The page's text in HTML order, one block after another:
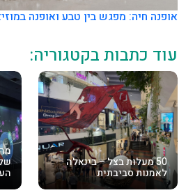
אופנה חיה: מפגש בין טבע ואופנה
עוד כתבות בקטגוריה:
50 מעלות בצל – בינאלה
לאמנות סביבתית